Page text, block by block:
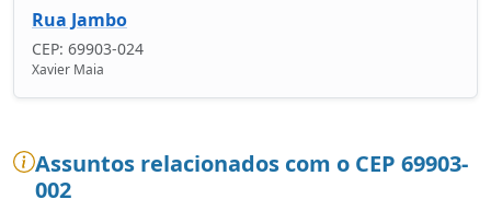
Rua Jambo
CEP: 69903-024
Xavier Maia
Assuntos relacionados com o CEP 69903-
002